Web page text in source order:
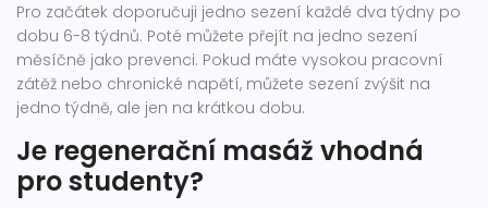
Pro začátek doporučuji jedno sezení každé dva týdny po
dobu 6-8 týdnů. Poté můžete přejít na jedno sezení
měsíčně jako prevenci. Pokud máte vysokou pracovní
zátěž nebo chronické napětí, můžete sezení zvýšit na
jedno týdně, ale jen na krátkou dobu.
Je regenerační masáž vhodná
pro studenty?